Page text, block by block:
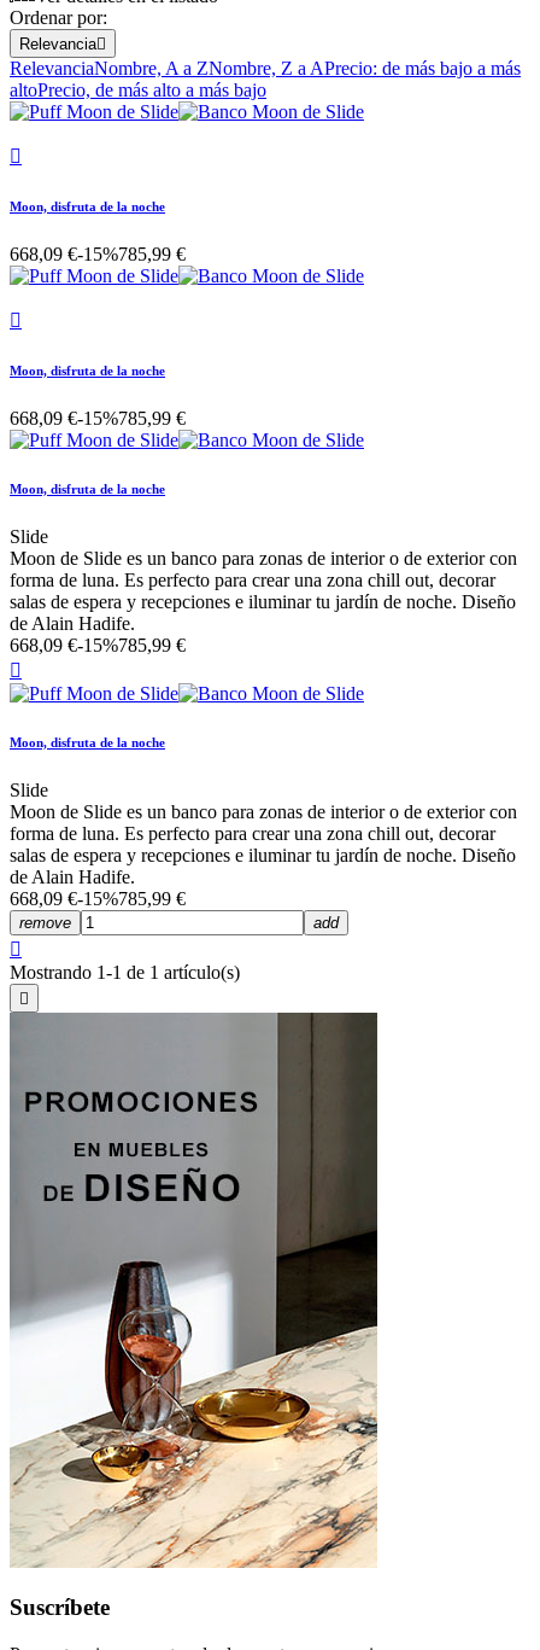
Ordenar por:
Relevancia
RelevanciaNombre, A a ZNombre, Z a APrecio: de más bajo a más
altoPrecio, de más alto a más bajo

Moon, disfruta de la noche
668,09 €-15%785,99 €

Moon, disfruta de la noche
668,09 €-15%785,99 €
Moon, disfruta de la noche
Slide
Moon de Slide es un banco para zonas de interior o de exterior con
forma de luna. Es perfecto para crear una zona chill out, decorar
salas de espera y recepciones e iluminar tu jardín de noche. Diseño
de Alain Hadife.
668,09 €-15%785,99 €

Moon, disfruta de la noche
Slide
Moon de Slide es un banco para zonas de interior o de exterior con
forma de luna. Es perfecto para crear una zona chill out, decorar
salas de espera y recepciones e iluminar tu jardín de noche. Diseño
de Alain Hadife.
668,09 €-15%785,99 €
remove add

Mostrando 1-1 de 1 artículo(s)

Suscríbete